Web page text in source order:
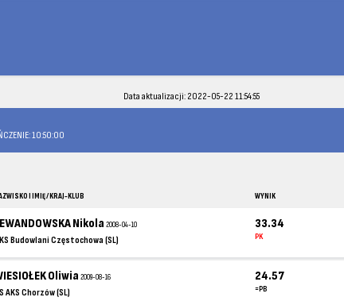
Data aktualizacji: 2022-05-22 11:54:55
10:50:00
I IMIĘ / KRAJ-KLUB WYNIK
Nikola2008-04-10
Budowlani Częstochowa (SL)
33.34
PK
Oliwia2009-08-16
AKS Chorzów (SL)
24.57
=PB